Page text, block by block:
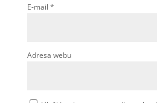
E-mail *
Adresa webu